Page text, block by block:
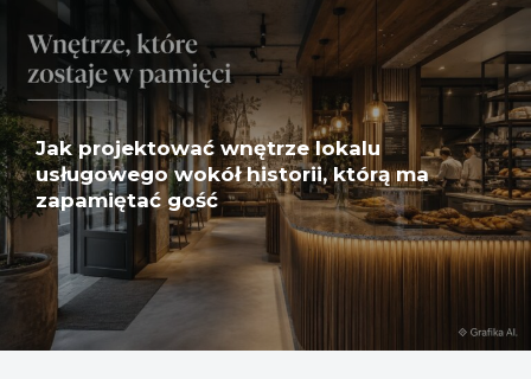
Jak projektować wnętrze lokalu
usługowego wokół historii, którą ma
zapamiętać gość